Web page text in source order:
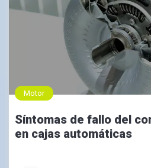
Motor
Síntomas de fallo del
en cajas automáticas